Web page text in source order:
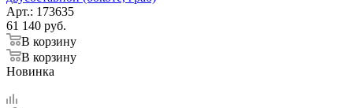
Арт.: 173635
61 140 руб.
В корзину
В корзину
Новинка